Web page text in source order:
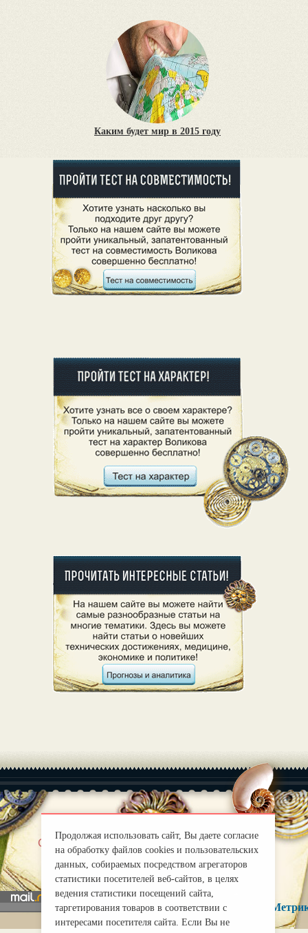
Каким будет мир в 2015 году
О нас |
Правила
mirprognoz@mail.ru
Продолжая использовать сайт, Вы даете согласие
на обработку файлов cookies и пользовательских
данных, собираемых посредством агрегаторов
статистики посетителей веб-сайтов, в целях
ведения статистики посещений сайта,
таргетирования товаров в соответствии с
интересами посетителя сайта. Если Вы не